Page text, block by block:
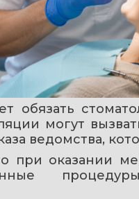
обязать
могут
ведомства,
при оказании